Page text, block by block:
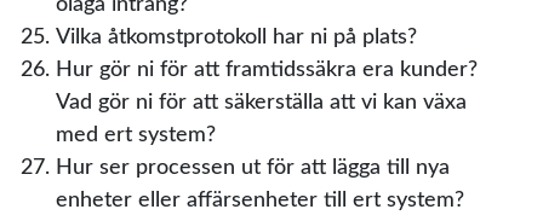
Vilka åtkomstprotokoll har ni på plats?
Hur gör ni för att framtidssäkra era kunder?
Vad gör ni för att säkerställa att vi kan växa
med ert system?
Hur ser processen ut för att lägga till nya
enheter eller affärsenheter till ert system?